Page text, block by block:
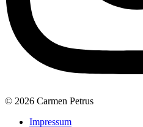
© 2026 Carmen Petrus
Impressum